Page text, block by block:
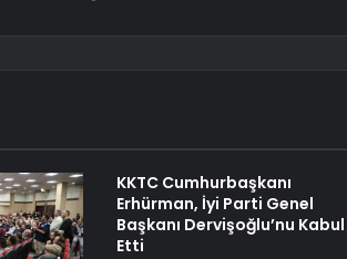
KKTC Cumhurbaşkanı
Erhürman, İyi Parti Genel
Başkanı Dervişoğlu’nu Kabul
Etti